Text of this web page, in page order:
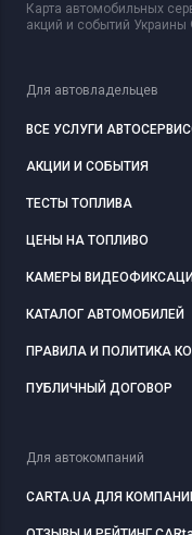
Карта автомобильных
акций и событий Украины
Для автовладельцев
ВСЕ УСЛУГИ
АКЦИИ И СОБЫТИЯ
ТЕСТЫ ТОПЛИВА
ЦЕНЫ НА ТОПЛИВО
КАМЕРЫ
КАТАЛОГ АВТОМОБИЛЕЙ
ПРАВИЛА И ПОЛИТИКА
ПУБЛИЧНЫЙ ДОГОВОР
Для автокомпаний
CARTA.UA ДЛЯ